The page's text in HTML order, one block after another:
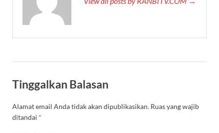
Tinggalkan Balasan
Alamat email Anda tidak akan dipublikasikan. Ruas yang wajib
ditandai *